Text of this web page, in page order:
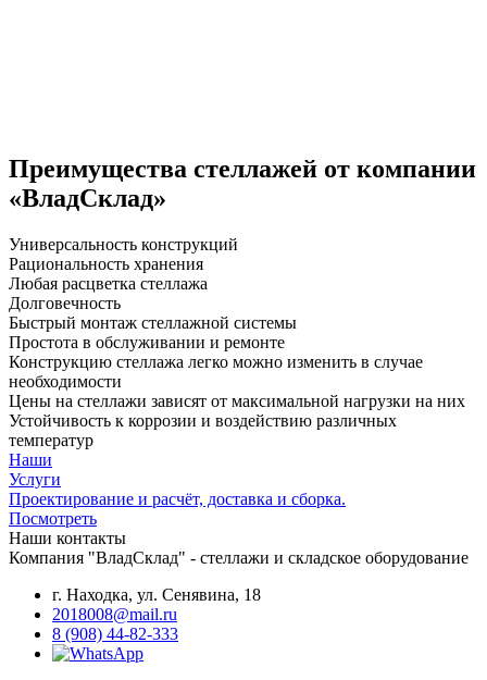
Преимущества стеллажей от компании
«ВладСклад»
Универсальность конструкций
Рациональность хранения
Любая расцветка стеллажа
Долговечность
Быстрый монтаж стеллажной системы
Простота в обслуживании и ремонте
Конструкцию стеллажа легко можно изменить в случае
необходимости
Цены на стеллажи зависят от максимальной нагрузки на них
Устойчивость к коррозии и воздействию различных
температур
Наши
Услуги
Проектирование и расчёт, доставка и сборка.
Посмотреть
Наши контакты
Компания "ВладСклад" - стеллажи и складское оборудование
г. Находка, ул. Сенявина, 18
2018008@mail.ru
8 (908) 44-82-333